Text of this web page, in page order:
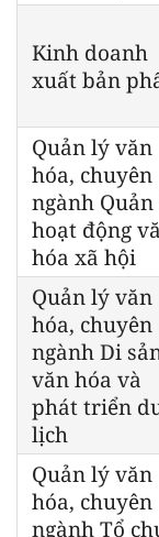
Kinh doanh
xuất bản
Quản lý văn
hóa, chuyên
ngành
hoạt động
hóa xã hội
Quản lý văn
hóa, chuyên
ngành Di
văn hóa và
phát triển
lịch
Quản lý văn
hóa, chuyên
ngành Tổ